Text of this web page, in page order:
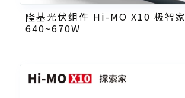
隆基光伏组件 Hi-MO X10 极智家
640~670W